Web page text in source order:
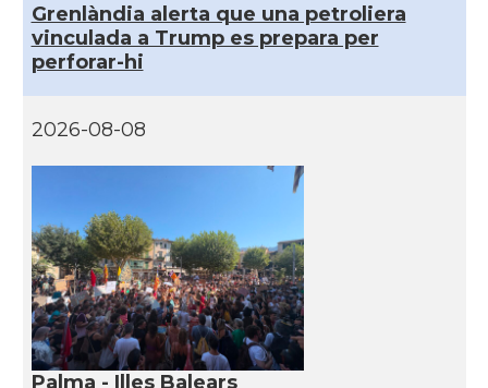
Grenlàndia alerta que una petroliera
vinculada a Trump es prepara per
perforar-hi
2026-08-08
Palma - Illes Balears